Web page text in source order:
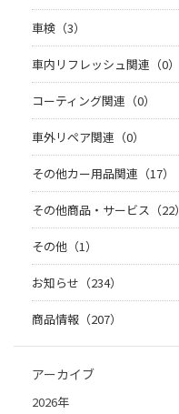
車検（3）
車内リフレッシュ関連（0）
コーティング関連（0）
車外リペア関連（0）
その他カー用品関連（17）
その他商品・サービス（22）
その他（1）
お知らせ（234）
商品情報（207）
アーカイブ
2026年